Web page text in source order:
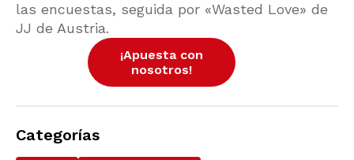
las encuestas, seguida por «Wasted Love» de
JJ de Austria.
¡Apuesta con
nosotros!
Categorías